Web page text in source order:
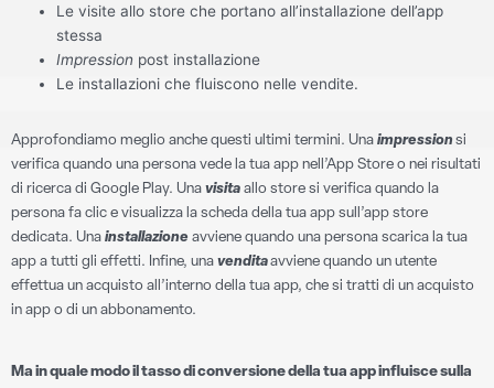
Le visite allo store che portano all’installazione dell’app
stessa
Impression post installazione
Le installazioni che fluiscono nelle vendite.
Approfondiamo meglio anche questi ultimi termini. Una impressionsi
verifica quando una persona vede la tua app nell’App Store o nei risultati
di ricerca di Google Play. Una visita allo store si verifica quando la
persona fa clic e visualizza la scheda della tua app sull’app store
dedicata. Una installazione avviene quando una persona scarica la tua
app a tutti gli effetti. Infine, una venditaavviene quando un utente
effettua un acquisto all’interno della tua app, che si tratti di un acquisto
in app o di un abbonamento.
Ma in quale modo il tasso di conversione della tua app influisce sulla